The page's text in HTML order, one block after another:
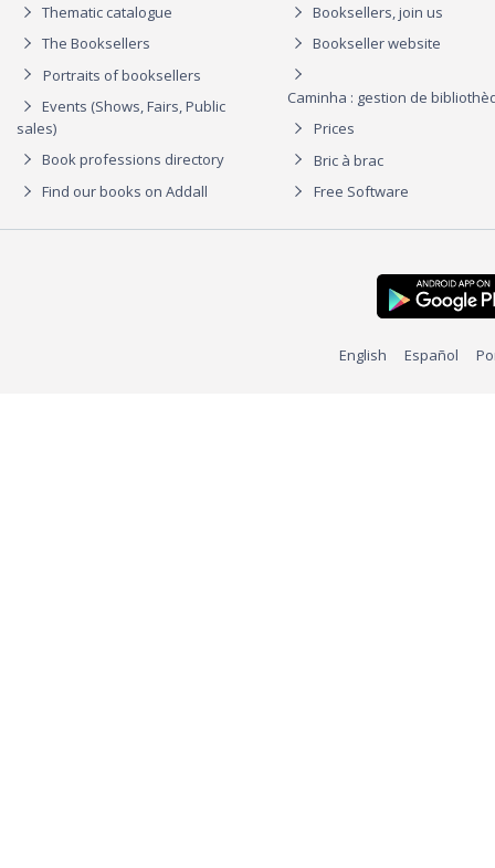
Thematic catalogue
The Booksellers
Portraits of booksellers
Events (Shows, Fairs, Public
sales)
Book professions directory
Find our books on Addall
Booksellers, join us
Bookseller website
Caminha : gestion de
Prices
Bric à brac
Free Software
English Español